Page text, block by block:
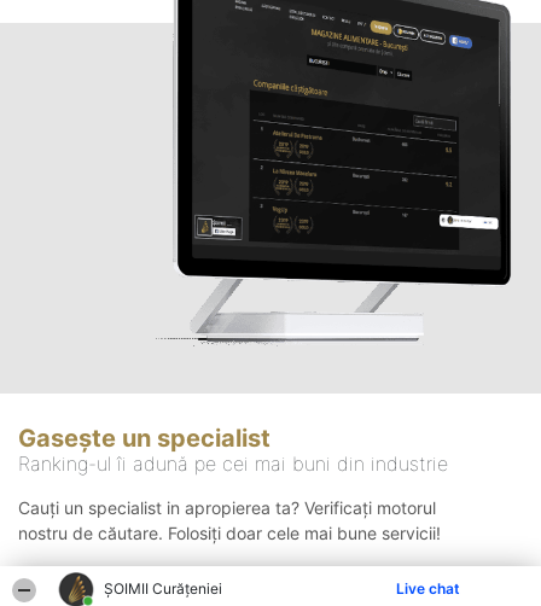
ȘOIMII Curățeniei Live chat
Gasește un specialist
Ranking-ul îi adună pe cei mai buni din industrie
Cauți un specialist in apropierea ta? Verificați motorul
nostru de căutare. Folosiți doar cele mai bune servicii!